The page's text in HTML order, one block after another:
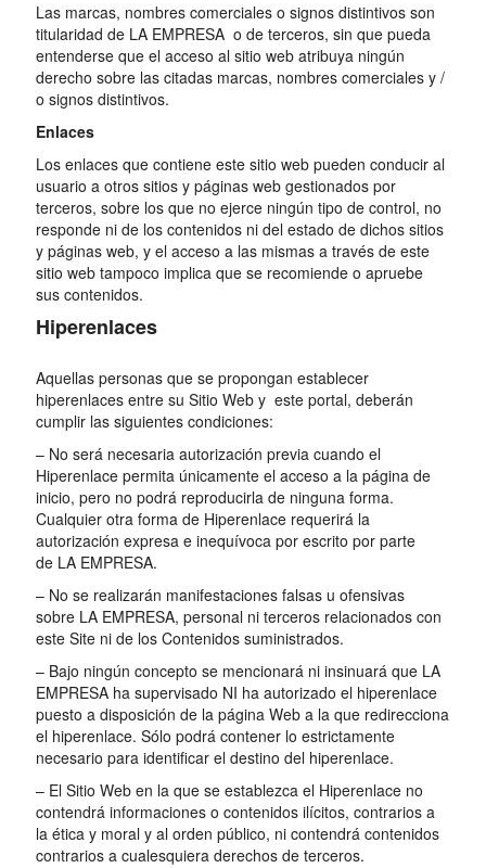
Las marcas, nombres comerciales o signos distintivos son
titularidad de LA EMPRESA o de terceros, sin que pueda
entenderse que el acceso al sitio web atribuya ningún
derecho sobre las citadas marcas, nombres comerciales y /
o signos distintivos.
Enlaces
Los enlaces que contiene este sitio web pueden conducir al
usuario a otros sitios y páginas web gestionados por
terceros, sobre los que no ejerce ningún tipo de control, no
responde ni de los contenidos ni del estado de dichos sitios
y páginas web, y el acceso a las mismas a través de este
sitio web tampoco implica que se recomiende o apruebe
sus contenidos.
Hiperenlaces
Aquellas personas que se propongan establecer
hiperenlaces entre su Sitio Web y este portal, deberán
cumplir las siguientes condiciones:
– No será necesaria autorización previa cuando el
Hiperenlace permita únicamente el acceso a la página de
inicio, pero no podrá reproducirla de ninguna forma.
Cualquier otra forma de Hiperenlace requerirá la
autorización expresa e inequívoca por escrito por parte
de LA EMPRESA.
– No se realizarán manifestaciones falsas u ofensivas
sobre LA EMPRESA, personal ni terceros relacionados con
este Site ni de los Contenidos suministrados.
– Bajo ningún concepto se mencionará ni insinuará que LA
EMPRESA ha supervisado NI ha autorizado el hiperenlace
puesto a disposición de la página Web a la que redirecciona
el hiperenlace. Sólo podrá contener lo estrictamente
necesario para identificar el destino del hiperenlace.
– El Sitio Web en la que se establezca el Hiperenlace no
contendrá informaciones o contenidos ilícitos, contrarios a
la ética y moral y al orden público, ni contendrá contenidos
contrarios a cualesquiera derechos de terceros.